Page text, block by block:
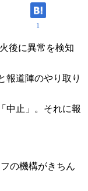
1
後に異常を検知
報道陣のやり取り
中止」。それに報
の機構がきちん